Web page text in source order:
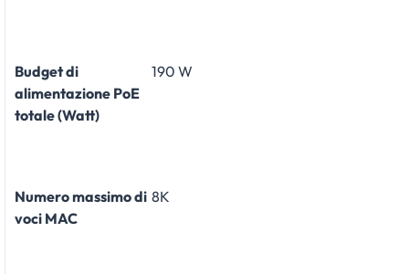
Budget di
alimentazione PoE
totale (Watt)
190 W
Numero massimo di
voci MAC
8K